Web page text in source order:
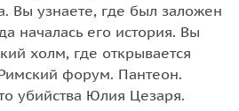
Вы узнаете, где был заложен
началась его история. Вы
холм, где открывается
форум. Пантеон.
убийства Юлия Цезаря.